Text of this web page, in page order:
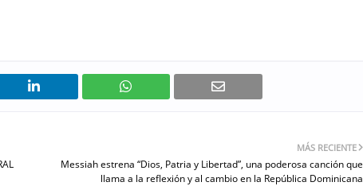
MÁS RECIENTE
Messiah estrena “Dios, Patria y Libertad”, una poderosa canción que
llama a la reflexión y al cambio en la República Dominicana